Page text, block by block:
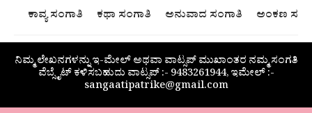
ಕಾವ್ಯ ಸಂಗಾತಿ ಕಥಾ ಸಂಗಾತಿ ಅನುವಾದ ಸಂಗಾತಿ ಅಂಕಣ
ನಿಮ್ಮ ಲೇಖನಗಳನ್ನು ಇ-ಮೇಲ್ ಅಥವಾ ವಾಟ್ಸಪ್ ಮುಖಾಂತರ ನಮ್ಮ ಸಂಗತಿ
ವೆಬ್ಸೈಟ್ ಕಳಿಸಬಹುದು ವಾಟ್ಸಪ್‌ :- 9483261944, ಇಮೇಲ್ :-
sangaatipatrike@gmail.com